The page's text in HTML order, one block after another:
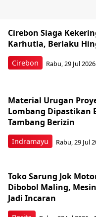
Cirebon
Cirebon Siaga
Karhutla, Berlaku
Rabu, 29 Jul
Indramayu
Material Urugan
Lombang Dipastikan
Tambang Berizin
Rabu, 29 Jul
Toko Sarung Jok
Dibobol Maling,
Jadi Incaran